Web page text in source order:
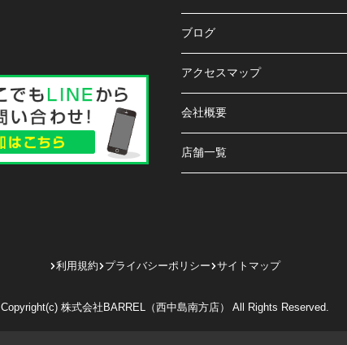
ブログ
アクセスマップ
会社概要
店舗一覧
利用規約 プライバシーポリシー サイトマップ
Copyright(c) 株式会社BARREL（西中島南方店） All Rights Reserved.